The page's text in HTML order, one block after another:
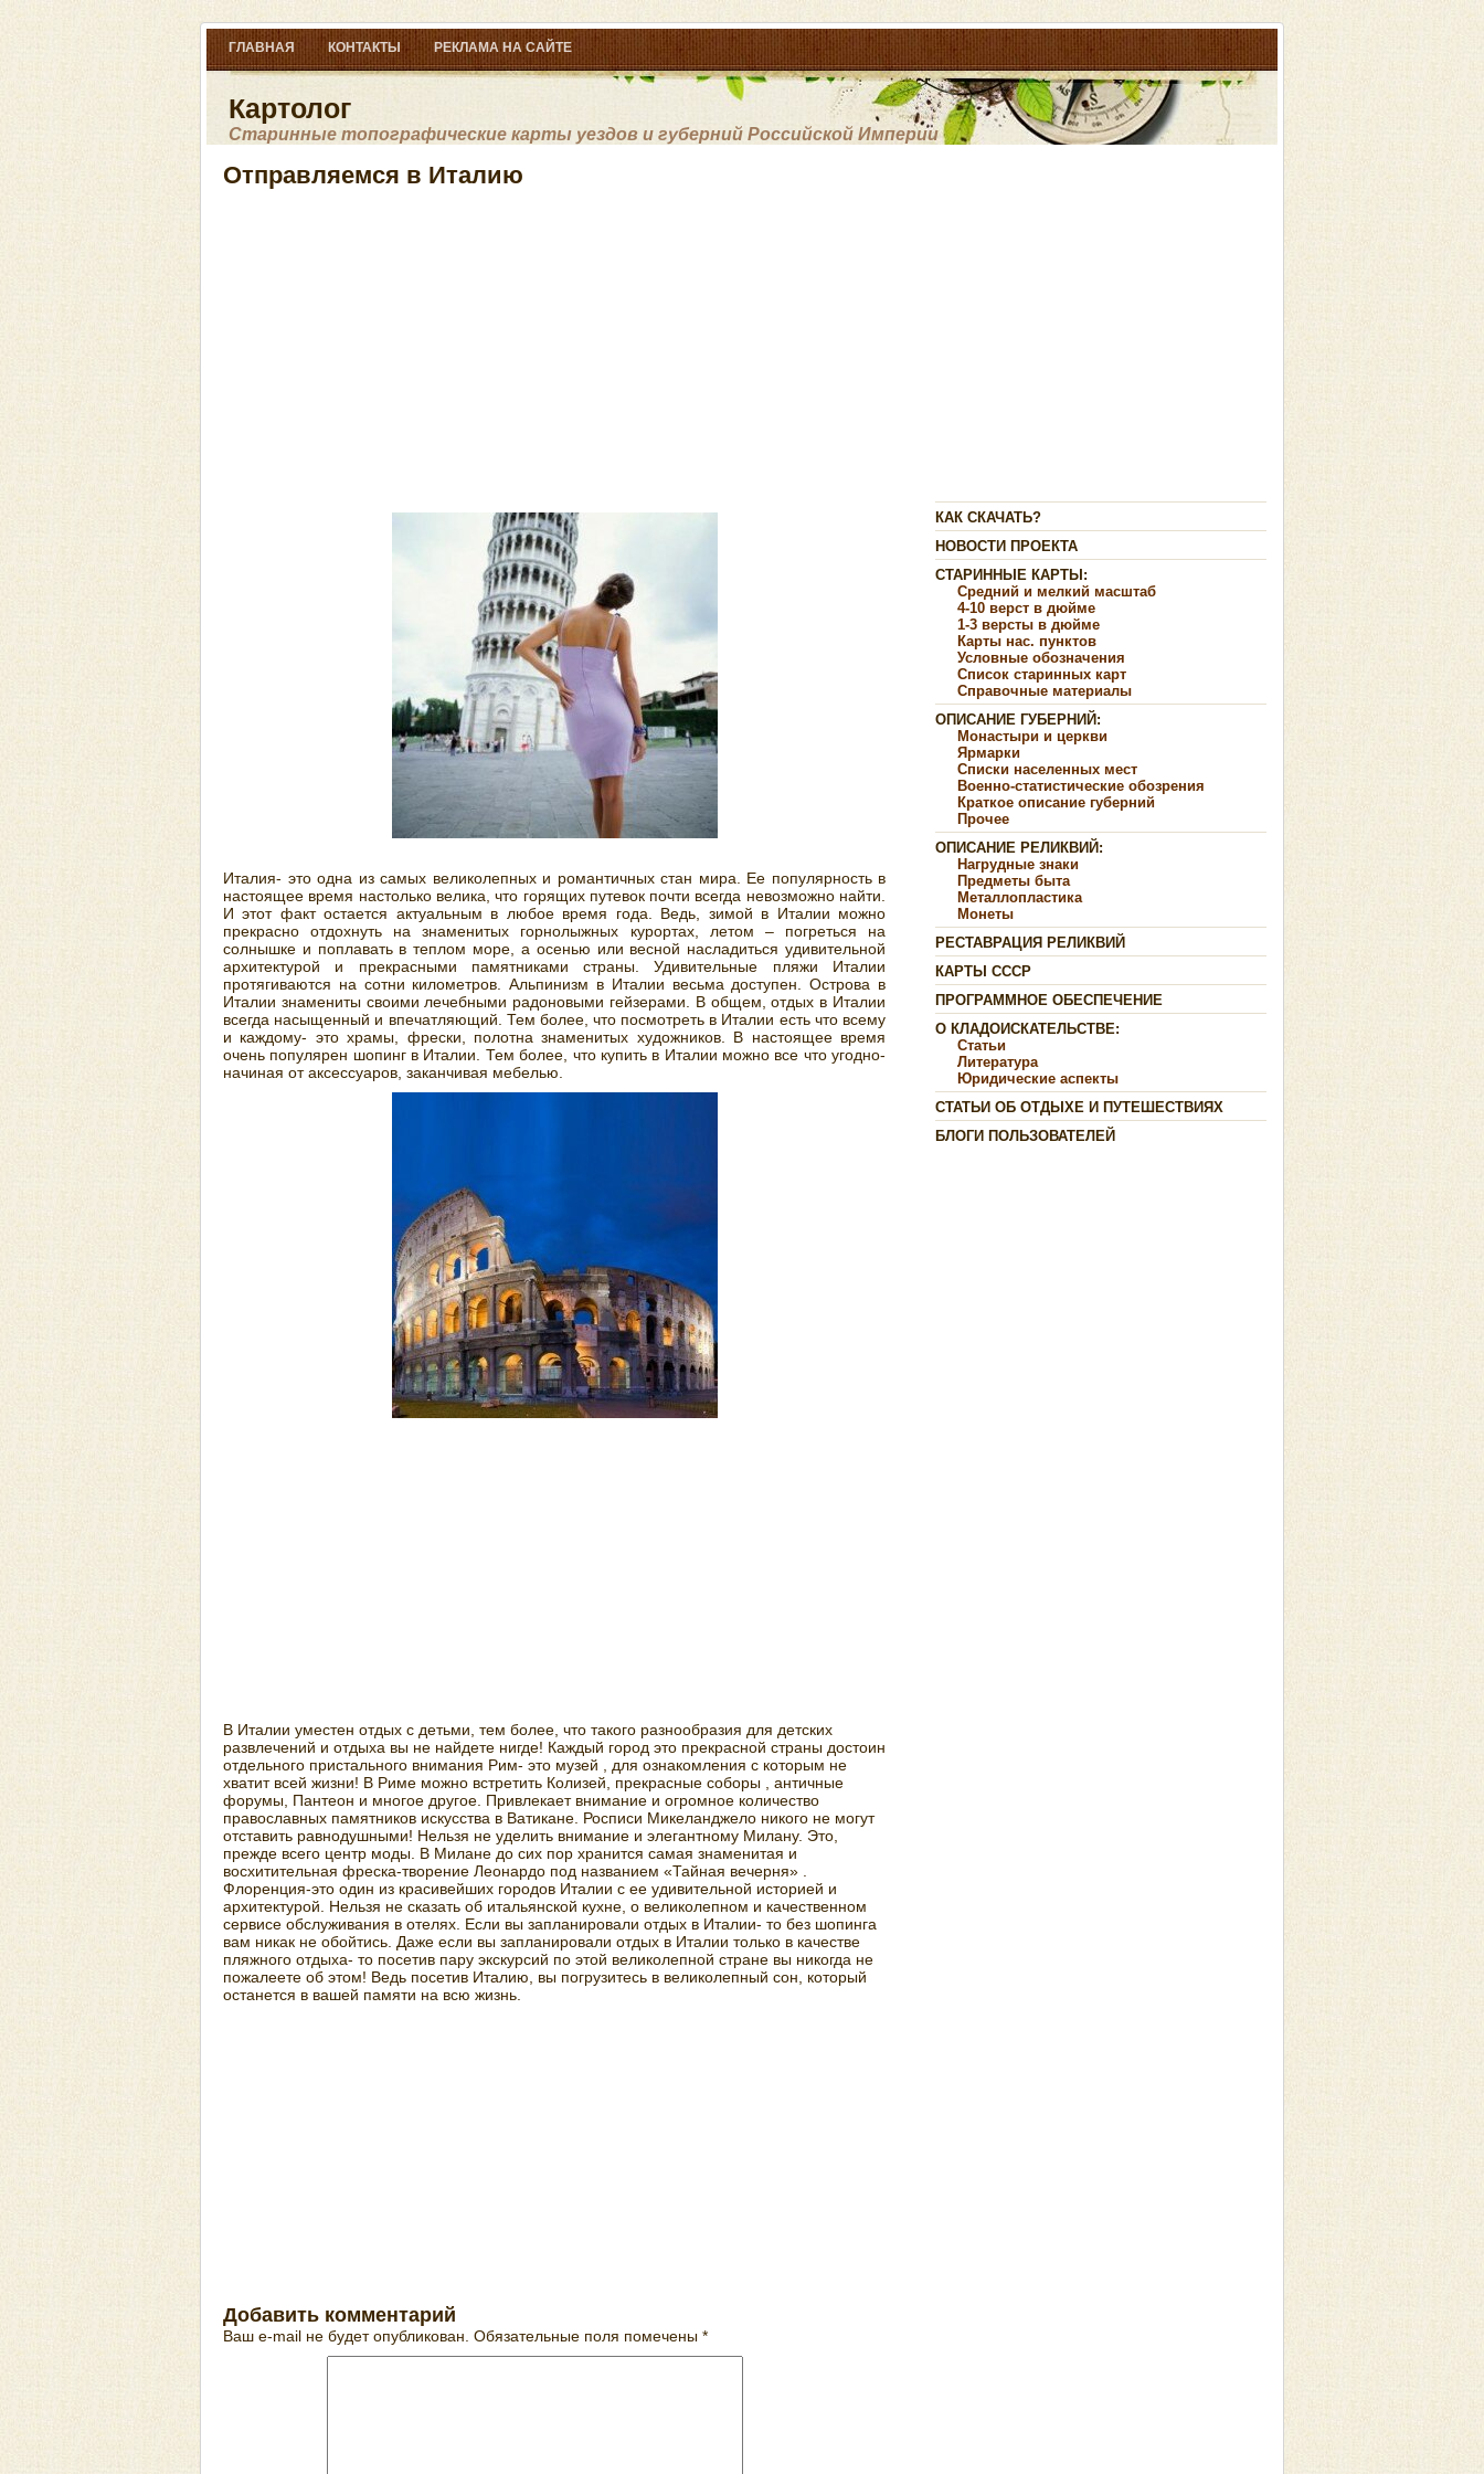
ГЛАВНАЯ КОНТАКТЫ РЕКЛАМА НА САЙТЕ
Картолог
Старинные топографические карты уездов и губерний Российской Империи
Отправляемся в Италию
Италия- это одна из самых великолепных и романтичных стан мира. Ее популярность в
настоящее время настолько велика, что горящих путевок почти всегда невозможно найти.
И этот факт остается актуальным в любое время года. Ведь, зимой в Италии можно
прекрасно отдохнуть на знаменитых горнолыжных курортах, летом – погреться на
солнышке и поплавать в теплом море, а осенью или весной насладиться удивительной
архитектурой и прекрасными памятниками страны. Удивительные пляжи Италии
протягиваются на сотни километров. Альпинизм в Италии весьма доступен. Острова в
Италии знамениты своими лечебными радоновыми гейзерами. В общем, отдых в Италии
всегда насыщенный и впечатляющий. Тем более, что посмотреть в Италии есть что всему
и каждому- это храмы, фрески, полотна знаменитых художников. В настоящее время
очень популярен шопинг в Италии. Тем более, что купить в Италии можно все что угодно-
начиная от аксессуаров, заканчивая мебелью.
В Италии уместен отдых с детьми, тем более, что такого разнообразия для детских
развлечений и отдыха вы не найдете нигде! Каждый город это прекрасной страны достоин
отдельного пристального внимания Рим- это музей , для ознакомления с которым не
хватит всей жизни! В Риме можно встретить Колизей, прекрасные соборы , античные
форумы, Пантеон и многое другое. Привлекает внимание и огромное количество
православных памятников искусства в Ватикане. Росписи Микеланджело никого не могут
отставить равнодушными! Нельзя не уделить внимание и элегантному Милану. Это,
прежде всего центр моды. В Милане до сих пор хранится самая знаменитая и
восхитительная фреска-творение Леонардо под названием «Тайная вечерня» .
Флоренция-это один из красивейших городов Италии с ее удивительной историей и
архитектурой. Нельзя не сказать об итальянской кухне, о великолепном и качественном
сервисе обслуживания в отелях. Если вы запланировали отдых в Италии- то без шопинга
вам никак не обойтись. Даже если вы запланировали отдых в Италии только в качестве
пляжного отдыха- то посетив пару экскурсий по этой великолепной стране вы никогда не
пожалеете об этом! Ведь посетив Италию, вы погрузитесь в великолепный сон, который
останется в вашей памяти на всю жизнь.
Добавить комментарий
Ваш e-mail не будет опубликован. Обязательные поля помечены *
КАК СКАЧАТЬ?
НОВОСТИ ПРОЕКТА
СТАРИННЫЕ КАРТЫ:
Средний и мелкий масштаб
4-10 верст в дюйме
1-3 версты в дюйме
Карты нас. пунктов
Условные обозначения
Список старинных карт
Справочные материалы
ОПИСАНИЕ ГУБЕРНИЙ:
Монастыри и церкви
Ярмарки
Списки населенных мест
Военно-статистические обозрения
Краткое описание губерний
Прочее
ОПИСАНИЕ РЕЛИКВИЙ:
Нагрудные знаки
Предметы быта
Металлопластика
Монеты
РЕСТАВРАЦИЯ РЕЛИКВИЙ
КАРТЫ СССР
ПРОГРАММНОЕ ОБЕСПЕЧЕНИЕ
О КЛАДОИСКАТЕЛЬСТВЕ:
Статьи
Литература
Юридические аспекты
СТАТЬИ ОБ ОТДЫХЕ И ПУТЕШЕСТВИЯХ
БЛОГИ ПОЛЬЗОВАТЕЛЕЙ